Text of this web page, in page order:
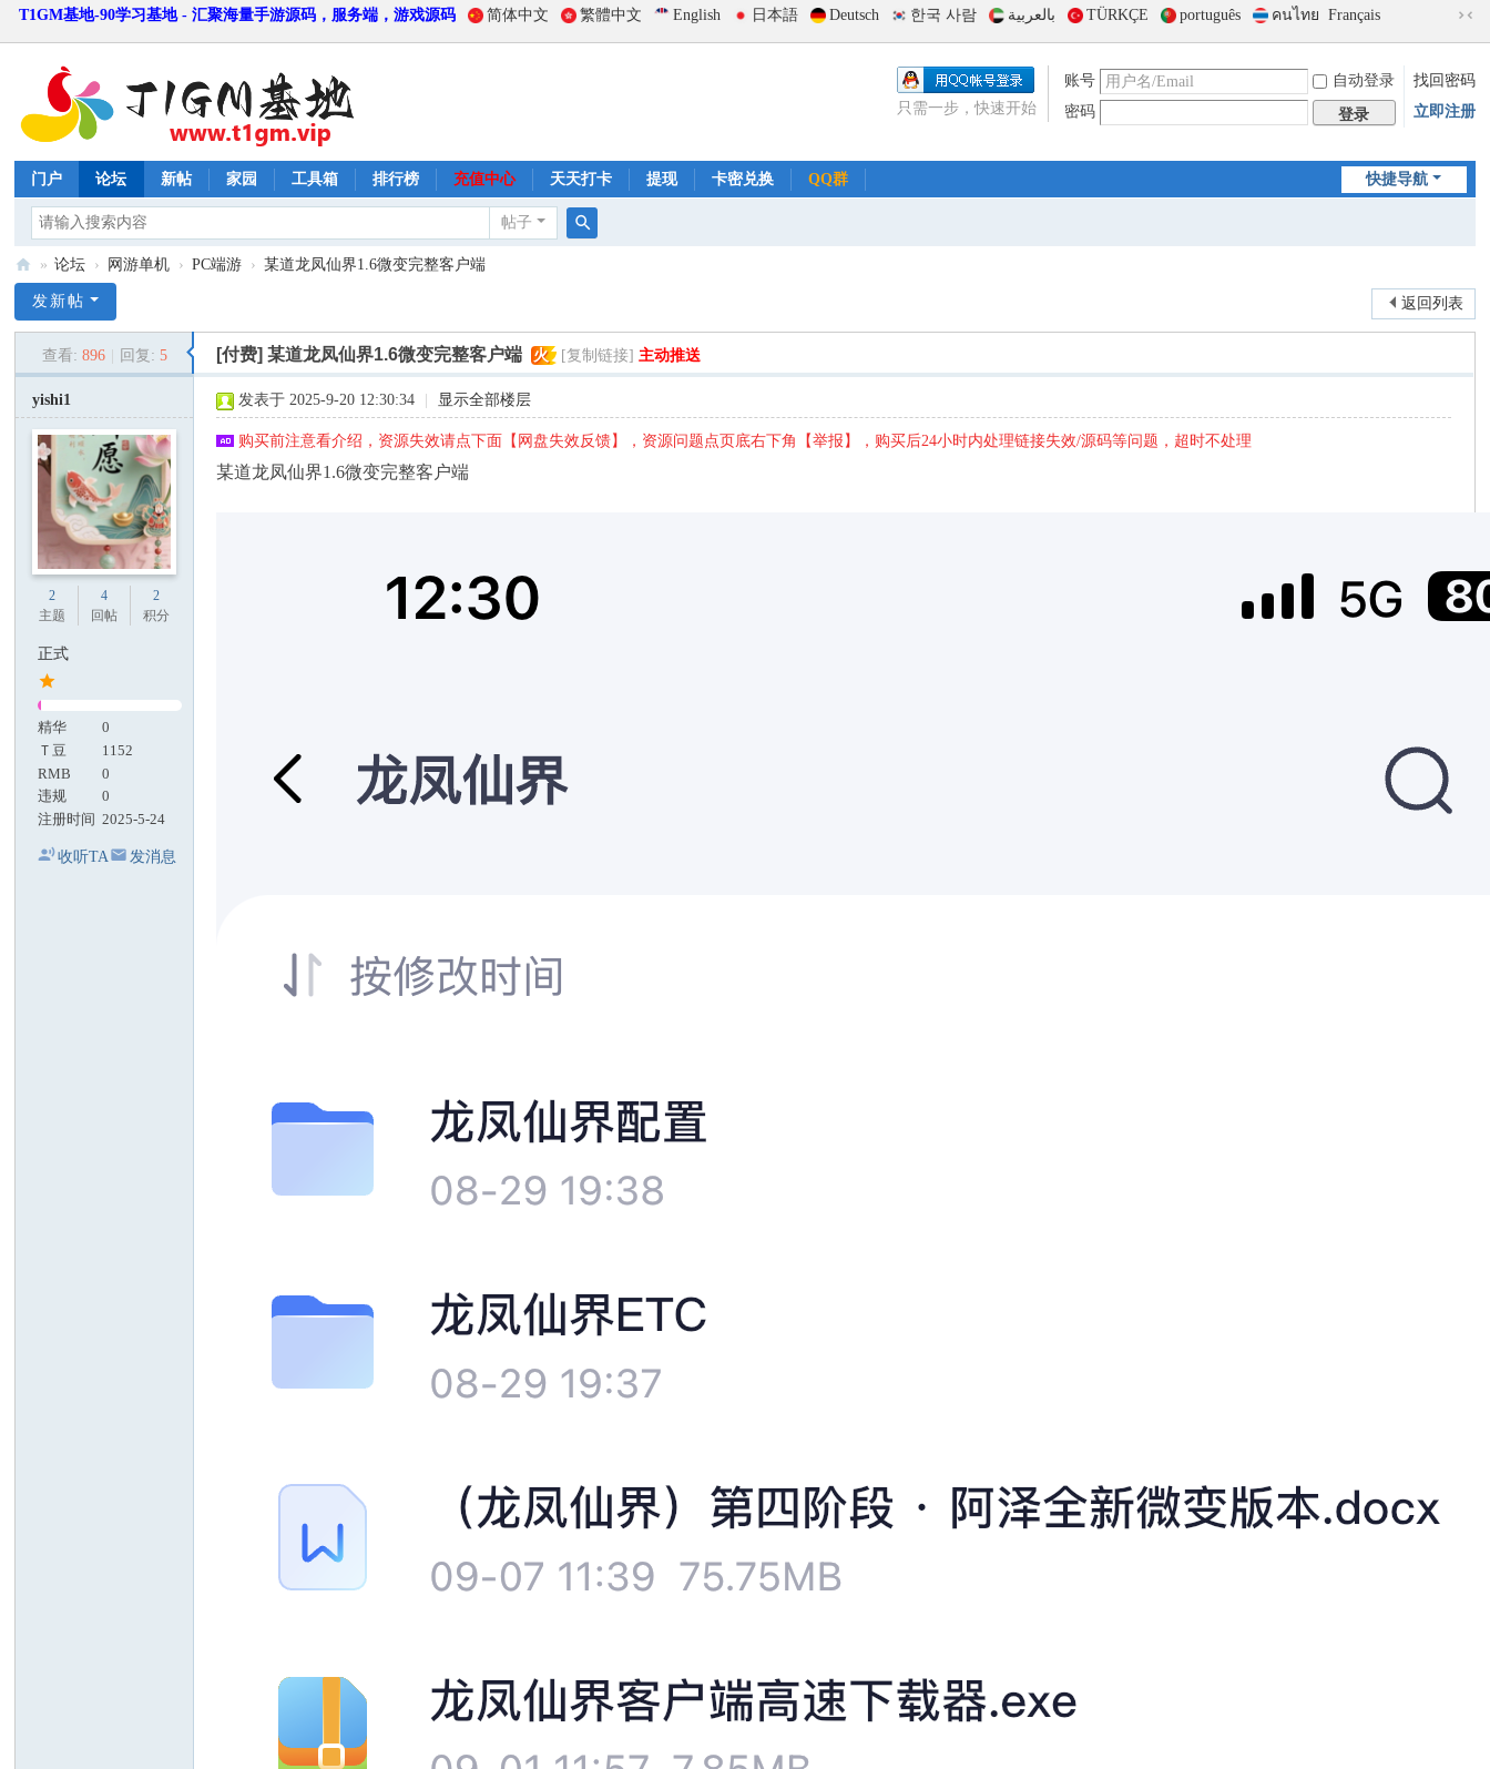
T1GM基地-90学习基地 - 汇聚海量手游源码，服务端，游戏源码 简体中文 繁體中文 English 日本語 Deutsch 한국 사람 بالعربية TÜRKÇE português คนไทย Français
到
版
账号 自动登录
找回密码
密码
登录 立即注册
只需一步，快速开始
快捷导航
门户 论坛 新帖 家园 工具箱 排行榜 充值中心 天天打卡 提现 卡密兑换 QQ群
帖子
1
» 论坛 › 网游单机 › PC端游 › 某道龙凤仙界1.6微变完整客户端
返回列表
发新帖
查看: 896 回复: 5 [付费]某道龙凤仙界1.6微变完整客户端 火 [复制链接] 主动推送
yishi1
2
主题
4
回帖
2
积分
正式
精华
0
Ｔ豆
1152
RMB
0
违规
0
注册时间 2025-5-24
收听TA 发消息
发表于 2025-9-20 12:30:34 显示全部楼层
购买前注意看介绍，资源失效请点下面【网盘失效反馈】，资源问题点页底右下角【举报】，购买后24小时内处理链接失效/源码等问题，超时不处理
某道龙凤仙界1.6微变完整客户端